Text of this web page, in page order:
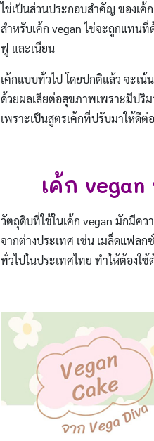
ไข่เป็นส่วนประกอบสำคัญ ของเค้
สำหรับเค้ก vegan ไข่จะถูกแทน
ฟู และเนียน
เค้กแบบทั่วไป โดยปกติแล้ว จะเ
ด้วยผลเสียต่อสุขภาพเพราะมีปริ
เพราะเป็นสูตรเค้กที่ปรับมาให้ดี
เค้ก vegan
วัตถุดิบที่ใช้ในเค้ก vegan มักมีคว
จากต่างประเทศ เช่น เมล็ดแฟล
ทั่วไปในประเทศไทย ทำให้ต้องใ